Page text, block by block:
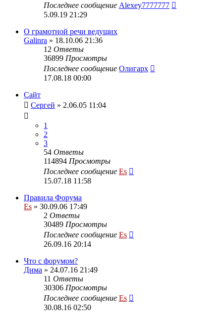
Последнее сообщение Alexey7777777
5.09.19 21:29
О грамотной речи ведущих
Galinra » 18.10.06 21:36
12 Ответы
36899 Просмотры
Последнее сообщение Олигарх
17.08.18 00:00
Сайт
Сергей » 2.06.05 11:04
1
2
3
54 Ответы
114894 Просмотры
Последнее сообщение Es
15.07.18 11:58
Правила Форума
Es » 30.09.06 17:49
2 Ответы
30489 Просмотры
Последнее сообщение Es
26.09.16 20:14
Что с форумом?
Дима » 24.07.16 21:49
11 Ответы
30306 Просмотры
Последнее сообщение Es
30.08.16 02:50